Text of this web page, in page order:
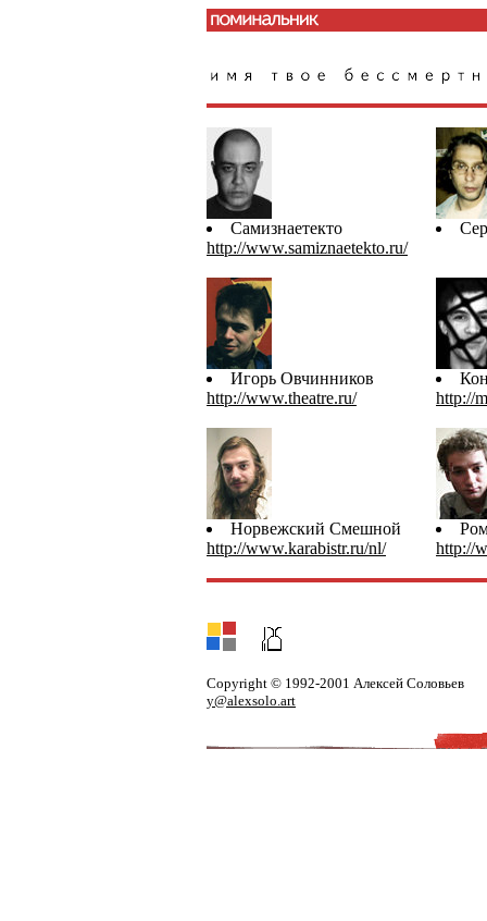
Самизнаетекто
http://www.samiznaetekto.ru/
Игорь Овчинников
http://www.theatre.ru/
http://
Норвежский Смешной
http://www.karabistr.ru/nl/
http://
Copyright © 1992-2001 Алексей Соловьев
y@alexsolo.art